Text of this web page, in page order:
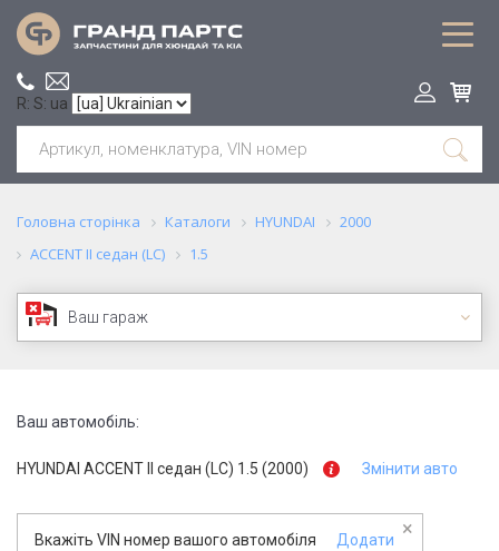
R: S: ua
Головна сторінка Каталоги HYUNDAI
2000
ACCENT II седан (LC)
1.5
Ваш гараж
Ваш автомобіль:
HYUNDAI ACCENT II седан (LC) 1.5 (2000) Змінити авто
Вкажіть VIN номер вашого автомобіля Додати
×